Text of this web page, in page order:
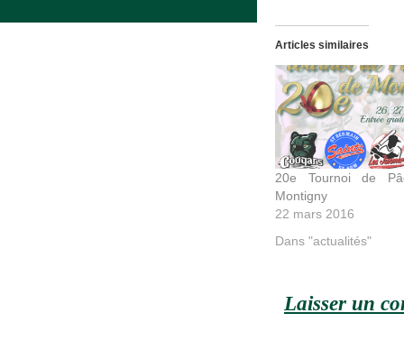
Articles similaires
20e Tournoi de
Montigny
22 mars 2016
Dans "actualités"
Laisser un